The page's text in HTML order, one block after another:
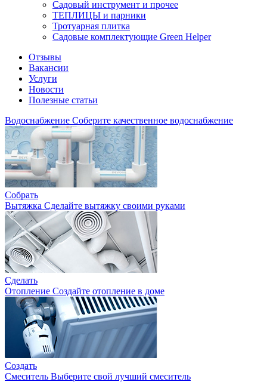
Садовый инструмент и прочее
ТЕПЛИЦЫ и парники
Тротуарная плитка
Садовые комплектующие Green Helper
Отзывы
Вакансии
Услуги
Новости
Полезные статьи
Водоснабжение Соберите качественное водоснабжение
Собрать
Вытяжка Сделайте вытяжку своими руками
Сделать
Отопление Создайте отопление в доме
Создать
Смеситель Выберите свой лучший смеситель